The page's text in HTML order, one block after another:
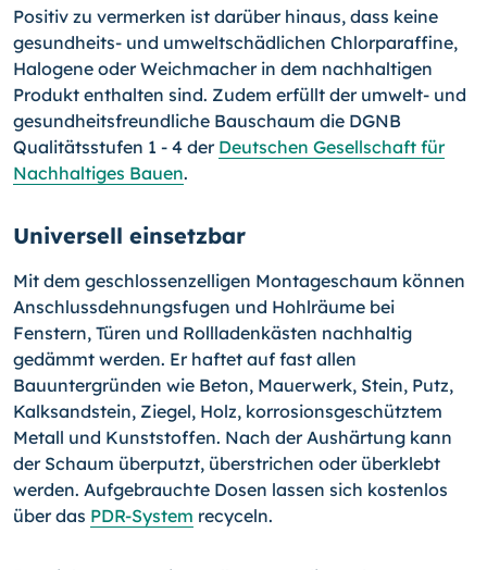
Positiv zu vermerken ist darüber hinaus, dass keine
gesundheits- und umweltschädlichen Chlorparaffine,
Halogene oder Weichmacher in dem nachhaltigen
Produkt enthalten sind. Zudem erfüllt der umwelt- und
gesundheitsfreundliche Bauschaum die DGNB
Qualitätsstufen 1 - 4 der Deutschen Gesellschaft für
Nachhaltiges Bauen.
Universell einsetzbar
Mit dem geschlossenzelligen Montageschaum können
Anschlussdehnungsfugen und Hohlräume bei
Fenstern, Türen und Rollladenkästen nachhaltig
gedämmt werden. Er haftet auf fast allen
Bauuntergründen wie Beton, Mauerwerk, Stein, Putz,
Kalksandstein, Ziegel, Holz, korrosionsgeschütztem
Metall und Kunststoffen. Nach der Aushärtung kann
der Schaum überputzt, überstrichen oder überklebt
werden. Aufgebrauchte Dosen lassen sich kostenlos
über das PDR-System recyceln.